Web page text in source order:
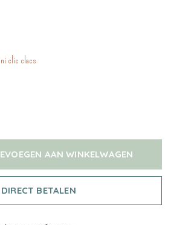
clic clacs
AAN WINKELWAGEN
DIRECT BETALEN